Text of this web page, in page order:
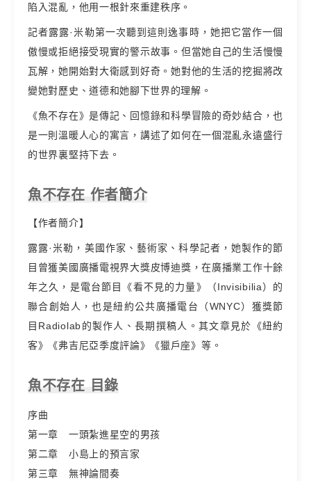
陷入混亂，他用一根針來重建秩序。
記者露露·米勒第一次聽到這則逸事時，她把它當作一個
傲慢或拒絕接受現實的警示故事。但當她自己的生活慢慢
瓦解，她開始對大衛感到好奇。她對他的生活的挖掘將改
變她對歷史、道德和她腳下世界的理解。
《魚不存在》是傳記、回憶錄和科學冒險的奇妙結合，也
是一則溫暖人心的寓言，講述了如何在一個混亂永遠盛行
的世界裏堅持下去。
魚不存在 作者簡介
【作者簡介】
露露·米勒，美國作家、藝術家、科學記者，她製作的節
目曾獲美國廣播電視界大獎皮博迪獎，在廣播業工作十餘
年之久，是電台節目《看不見的力量》（Invisibilia）的
聯合創始人，也是紐約公共廣播電台（WNYC）獲獎節
目Radiolab的製作人、長期撰稿人。其文章見於《紐約
客》《弗吉尼亞季度評論》《獵戶座》等。
魚不存在 目錄
序曲
第一章 一頭紮進星空的男孩
第二章 小島上的預言家
第三章 無神論間奏